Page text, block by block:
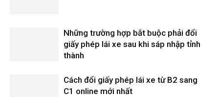
Những trường hợp bắt buộc phải đổi
giấy phép lái xe sau khi sáp nhập tỉnh
thành
Cách đổi giấy phép lái xe từ B2 sang
C1 online mới nhất